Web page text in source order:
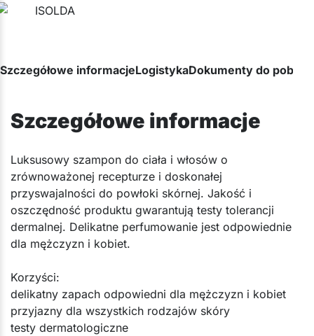
Szczegółowe informacjeLogistykaDokumenty do
Szczegółowe informacje
​Luksusowy szampon do ciała i włosów o
zrównoważonej recepturze i doskonałej
przyswajalności do powłoki skórnej. Jakość i
oszczędność produktu gwarantują testy tolerancji
dermalnej. Delikatne perfumowanie jest odpowiednie
dla mężczyzn i kobiet.
Korzyści:
delikatny zapach odpowiedni dla mężczyzn i kobiet
przyjazny dla wszystkich rodzajów skóry
testy dermatologiczne